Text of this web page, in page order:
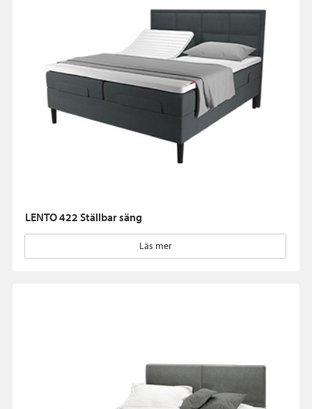
LENTO 422 Ställbar säng
Läs mer